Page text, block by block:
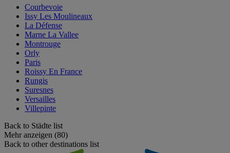
Courbevoie
Issy Les Moulineaux
La Défense
Marne La Vallee
Montrouge
Orly
Paris
Roissy En France
Rungis
Suresnes
Versailles
Villepinte
Back to Städte list
Mehr anzeigen (80)
Back to other destinations list